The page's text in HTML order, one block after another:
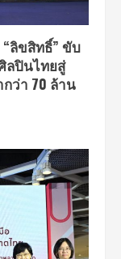
“ลิขสิทธิ์” ขับ
ลปินไทยสู่
กว่า 70 ล้าน